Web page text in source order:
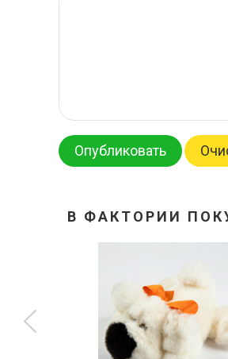
Опубликовать
В ФАКТОРИИ